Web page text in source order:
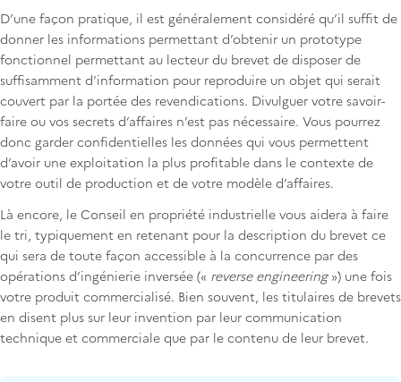
D’une façon pratique, il est généralement considéré qu’il suffit de
donner les informations permettant d’obtenir un prototype
fonctionnel permettant au lecteur du brevet de disposer de
suffisamment d’information pour reproduire un objet qui serait
couvert par la portée des revendications. Divulguer votre savoir-
faire ou vos secrets d’affaires n’est pas nécessaire. Vous pourrez
donc garder confidentielles les données qui vous permettent
d’avoir une exploitation la plus profitable dans le contexte de
votre outil de production et de votre modèle d’affaires.
Là encore, le Conseil en propriété industrielle vous aidera à faire
le tri, typiquement en retenant pour la description du brevet ce
qui sera de toute façon accessible à la concurrence par des
opérations d’ingénierie inversée (« reverse engineering») une fois
votre produit commercialisé. Bien souvent, les titulaires de brevets
en disent plus sur leur invention par leur communication
technique et commerciale que par le contenu de leur brevet.